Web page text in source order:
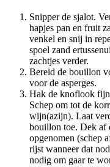
Snipper de sjalot.
hapjes pan en fruit
venkel en snij in
spoel zand
zachtjes verder.
Bereid de bouillon
voor de asperges.
Hak de knoflook
Schep om tot de
wijn(azijn). Laat
bouillon toe. Dek af
opgenomen (schep
rijst wanneer dat
nodig om gaar te